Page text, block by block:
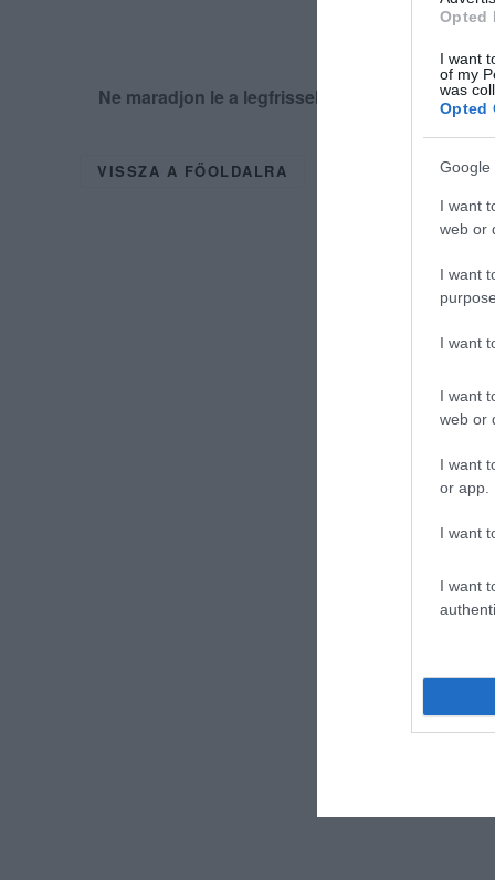
Opted
I want
of my
was
Opted
Google
I want
web or
I want
I want
I want
web or
I want
or app.
I want
I want
Ne maradjon le a legfrissebb hírekről,
VISSZA A FŐOLDALRA